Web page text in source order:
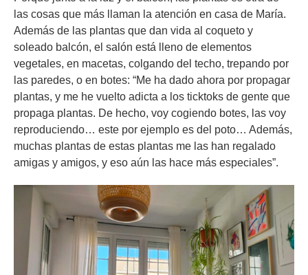
las cosas que más llaman la atención en casa de María.
Además de las plantas que dan vida al coqueto y
soleado balcón, el salón está lleno de elementos
vegetales, en macetas, colgando del techo, trepando por
las paredes, o en botes: “Me ha dado ahora por propagar
plantas, y me he vuelto adicta a los ticktoks de gente que
propaga plantas. De hecho, voy cogiendo botes, las voy
reproduciendo… este por ejemplo es del poto… Además,
muchas plantas de estas plantas me las han regalado
amigas y amigos, y eso aún las hace más especiales”.